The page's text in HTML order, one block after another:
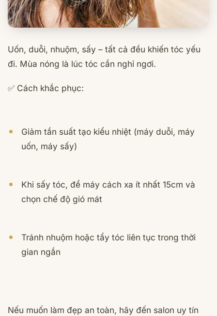
Uốn, duỗi, nhuộm, sấy – tất cả đều khiến tóc yếu
đi. Mùa nóng là lúc tóc cần nghỉ ngơi.
✅ Cách khắc phục:
Giảm tần suất tạo kiểu nhiệt (máy duỗi, máy
uốn, máy sấy)
Khi sấy tóc, để máy cách xa ít nhất 15cm và
chọn chế độ gió mát
Tránh nhuộm hoặc tẩy tóc liên tục trong thời
gian ngắn
Nếu muốn làm đẹp an toàn, hãy đến salon uy tín